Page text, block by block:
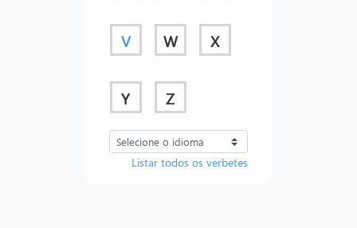
V W X
Y Z
Listar todos os verbetes